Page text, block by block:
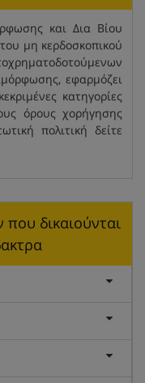
και Δια Βίου
μη κερδοσκοπικού
εφαρμόζει
κατηγορίες
όρους χορήγησης
πολιτική δείτε
δικαιούνται